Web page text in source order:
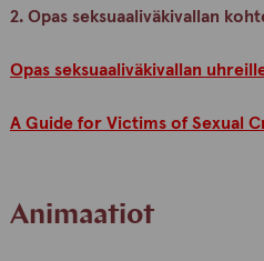
2. Opas seksuaaliväkivallan
Opas seksuaaliväkivallan
A Guide for Victims of Sexual
Animaatiot